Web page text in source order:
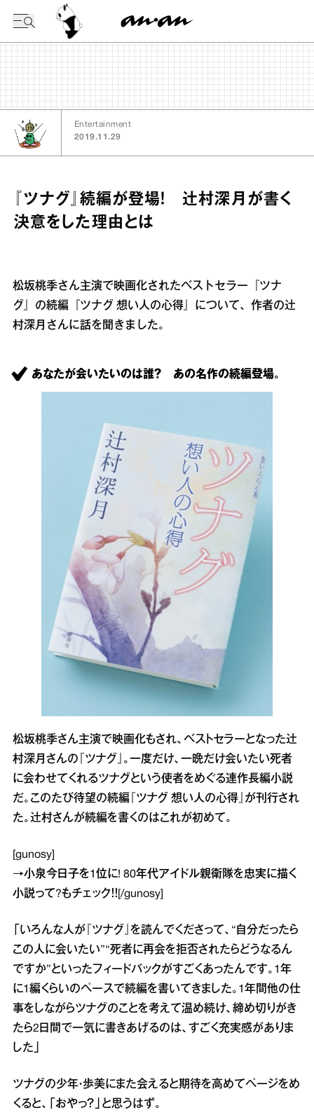
Entertainment
2019.11.29
『ツナグ』続編が登場！ 辻村深月が書く
決意をした理由とは
松坂桃季さん主演で映画化されたベストセラー『ツナ
グ』の続編『ツナグ 想い人の心得』について、作者の辻
村深月さんに話を聞きました。
あなたが会いたいのは誰？ あの名作の続編登場。
松坂桃季さん主演で映画化もされ、ベストセラーとなった辻
村深月さんの『ツナグ』。一度だけ、一晩だけ会いたい死者
に会わせてくれるツナグという使者をめぐる連作長編小説
だ。このたび待望の続編『ツナグ 想い人の心得』が刊行され
た。辻村さんが続編を書くのはこれが初めて。
[gunosy]
→小泉今日子を1位に! 80年代アイドル親衛隊を忠実に描く
小説って?もチェック！！[/gunosy]
「いろんな人が『ツナグ』を読んでくださって、“自分だったら
この人に会いたい”“死者に再会を拒否されたらどうなるん
ですか”といったフィードバックがすごくあったんです。1年
に1編くらいのペースで続編を書いてきました。1年間他の仕
事をしながらツナグのことを考えて温め続け、締め切りがき
たら2日間で一気に書きあげるのは、すごく充実感がありま
した」
ツナグの少年・歩美にまた会えると期待を高めてページをめ
くると、「おやっ？」と思うはず。